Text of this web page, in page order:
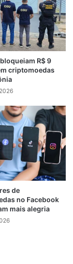
bloqueiam R$ 9
criptomoedas
de
no Facebook
mais alegria